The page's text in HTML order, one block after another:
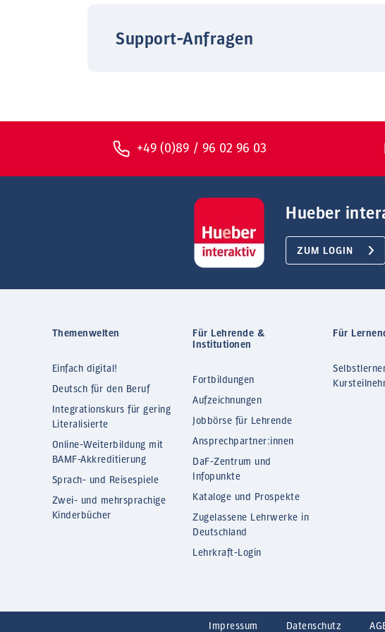
Support-Anfragen
+49 (0)89 / 96 02 96 03
Hueber
ZUM LOGIN
Themenwelten
Einfach digital!
Deutsch für den Beruf
Integrationskurs für gering
Literalisierte
Online-Weiterbildung mit
BAMF-Akkreditierung
Sprach- und Reisespiele
Zwei- und mehrsprachige
Kinderbücher
Für Lehrende &
Institutionen
Fortbildungen
Aufzeichnungen
Jobbörse für Lehrende
Ansprechpartner:innen
DaF-Zentrum und
Infopunkte
Kataloge und Prospekte
Zugelassene Lehrwerke in
Deutschland
Lehrkraft-Login
Für
Impressum Datenschutz